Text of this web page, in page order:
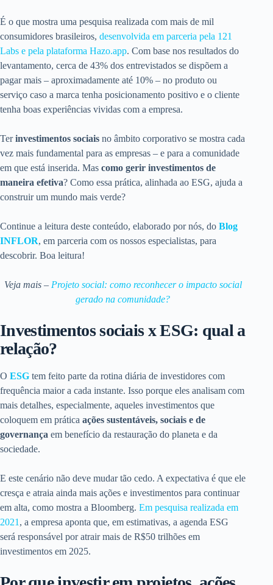
É o que mostra uma pesquisa realizada com mais de mil
consumidores brasileiros, desenvolvida em parceria pela 121
Labs e pela plataforma Hazo.app. Com base nos resultados do
levantamento, cerca de 43% dos entrevistados se dispõem a
pagar mais – aproximadamente até 10% – no produto ou
serviço caso a marca tenha posicionamento positivo e o cliente
tenha boas experiências vividas com a empresa.
Terinvestimentos sociais no âmbito corporativo se mostra cada
vez mais fundamental para as empresas – e para a comunidade
em que está inserida. Mas como gerir investimentos de
maneira efetiva? Como essa prática, alinhada ao ESG, ajuda a
construir um mundo mais verde?
Continue a leitura deste conteúdo, elaborado por nós, do Blog
INFLOR, em parceria com os nossos especialistas, para
descobrir. Boa leitura!
Veja mais – Projeto social: como reconhecer o impacto social
gerado na comunidade?
Investimentos sociais x ESG: qual a
relação?
O ESG tem feito parte da rotina diária de investidores com
frequência maior a cada instante. Isso porque eles analisam com
mais detalhes, especialmente, aqueles investimentos que
coloquem em prática ações sustentáveis, sociais e de
governança em benefício da restauração do planeta e da
sociedade.
E este cenário não deve mudar tão cedo. A expectativa é que ele
cresça e atraia ainda mais ações e investimentos para continuar
em alta, como mostra a Bloomberg. Em pesquisa realizada em
2021 , a empresa aponta que, em estimativas, a agenda ESG
será responsável por atrair mais de R$50 trilhões em
investimentos em 2025.